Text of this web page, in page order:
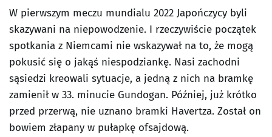
W pierwszym meczu mundialu 2022 Japończycy byli
skazywani na niepowodzenie. I rzeczywiście początek
spotkania z Niemcami nie wskazywał na to, że mogą
pokusić się o jakąś niespodziankę. Nasi zachodni
sąsiedzi kreowali sytuacje, a jedną z nich na bramkę
zamienił w 33. minucie Gundogan. Później, już krótko
przed przerwą, nie uznano bramki Havertza. Został on
bowiem złapany w pułapkę ofsajdową.